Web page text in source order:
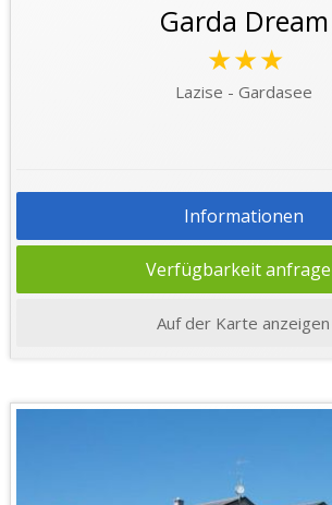
Garda Dream
★★★
Lazise - Gardasee
Informationen
Verfügbarkeit
Auf der Karte anzeigen